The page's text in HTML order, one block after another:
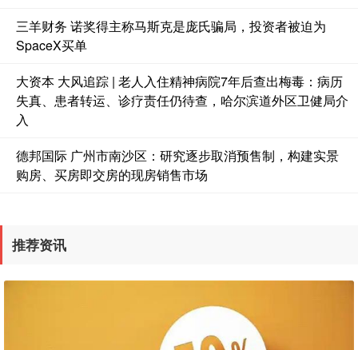
三羊财务 诺奖得主称马斯克是庞氏骗局，投资者被迫为
SpaceX买单
大资本 大风追踪 | 老人入住精神病院7年后查出梅毒：病历
失真、患者转运、诊疗责任仍待查，哈尔滨道外区卫健局介
入
德邦国际 广州市南沙区：研究逐步取消预售制，构建实景
购房、买房即交房的现房销售市场
推荐资讯